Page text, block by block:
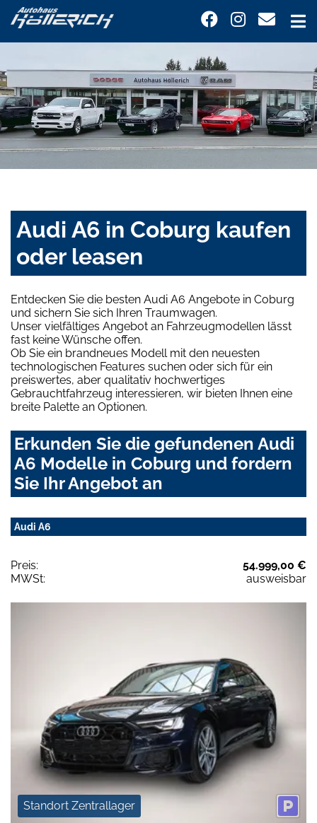
Audi A6 in Coburg kaufen
oder leasen
Entdecken Sie die besten Audi A6 Angebote in Coburg
und sichern Sie sich Ihren Traumwagen.
Unser vielfältiges Angebot an Fahrzeugmodellen lässt
fast keine Wünsche offen.
Ob Sie ein brandneues Modell mit den neuesten
technologischen Features suchen oder sich für ein
preiswertes, aber qualitativ hochwertiges
Gebrauchtfahrzeug interessieren, wir bieten Ihnen eine
breite Palette an Optionen.
Erkunden Sie die gefundenen Audi
A6 Modelle in Coburg und fordern
Sie Ihr Angebot an
Audi A6
Preis:
54.999,00 €
MWSt:
ausweisbar
Standort Zentrallager